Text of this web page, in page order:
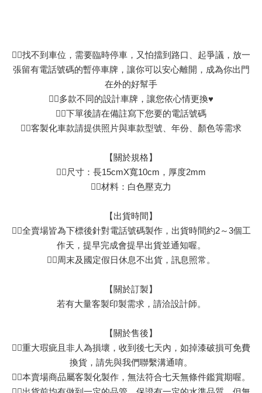
👉🏻找不到車位，需要臨時停車，又怕擋到路口、起爭議，放一
張留有電話號碼的暫停車牌，讓你可以安心離開，成為你出門
在外的好幫手
👉🏻多款不同的設計車牌，讓您依心情更換♥
👉🏻下單後請在備註寫下您要的電話號碼
👉🏻客製化車款請提供照片與車款型號、年份、顏色等需求
【關於規格】
👉🏻尺寸：長15cmX寬10cm，厚度2mm
👉🏻材料：白色壓克力
【出貨時間】
👉🏻全賣場皆為下標後針對電話號碼製作，出貨時間約2～3個工
作天，提早完成會提早出貨並通知喔。
👉🏻周末及國定假日休息不出貨，訊息照常。
【關於訂製】
若有大量客製印製需求，請洽設計師。
【關於售後】
👉🏻重大瑕疵且非人為損壞，收到後七天內，如掉漆破損可免費
換貨，請先與我們聯繫溝通唷。
👉🏻本賣場商品屬客製化製作，無法符合七天無條件鑑賞期喔。